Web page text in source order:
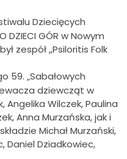
Dziecięcych
DZIECI GÓR w Nowym
zespół ,,Psiloritis Folk
59. „Sabałowych
dziewcząt w
Angelika Wilczek, Paulina
Anna Murzańska, jak i
Michał Murzański,
Daniel Dziadkowiec,